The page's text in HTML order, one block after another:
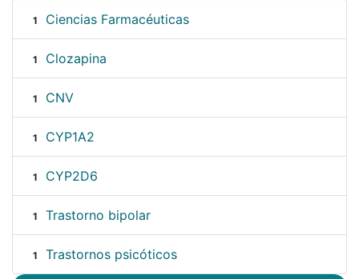
1 Ciencias Farmacéuticas
1 Clozapina
1 CNV
1 CYP1A2
1 CYP2D6
1 Trastorno bipolar
1 Trastornos psicóticos